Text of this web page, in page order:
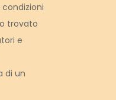
trovato
e
di un